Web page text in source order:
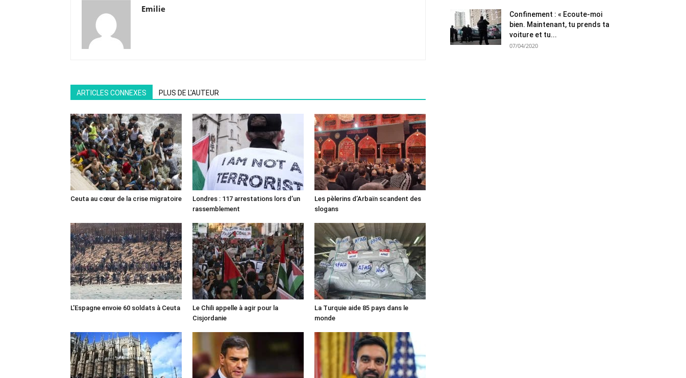
Emilie
ARTICLES CONNEXES PLUS DE L'AUTEUR
Ceuta au cœur de la crise migratoire
Londres : 117 arrestations lors d’un
rassemblement
Les pèlerins d’Arbaïn scandent des
slogans
L’Espagne envoie 60 soldats à Ceuta
Le Chili appelle à agir pour la
Cisjordanie
La Turquie aide 85 pays dans le
monde
Confinement : « Ecoute-moi
bien. Maintenant, tu prends ta
voiture et tu...
07/04/2020